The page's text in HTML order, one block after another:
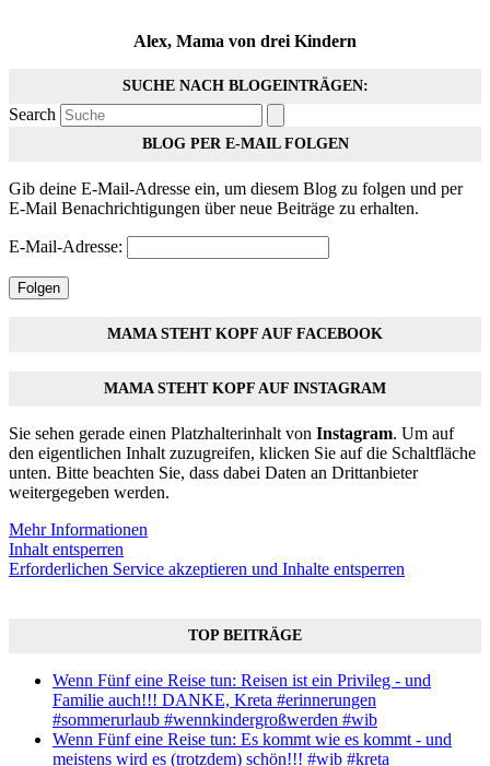
Alex, Mama von drei Kindern
SUCHE NACH BLOGEINTRÄGEN:
Search
BLOG PER E-MAIL FOLGEN
Gib deine E-Mail-Adresse ein, um diesem Blog zu folgen und per
E-Mail Benachrichtigungen über neue Beiträge zu erhalten.
E-Mail-Adresse:
Folgen
MAMA STEHT KOPF AUF FACEBOOK
MAMA STEHT KOPF AUF INSTAGRAM
Sie sehen gerade einen Platzhalterinhalt von Instagram. Um auf
den eigentlichen Inhalt zuzugreifen, klicken Sie auf die Schaltfläche
unten. Bitte beachten Sie, dass dabei Daten an Drittanbieter
weitergegeben werden.
Mehr Informationen
Inhalt entsperren
Erforderlichen Service akzeptieren und Inhalte entsperren
TOP BEITRÄGE
Wenn Fünf eine Reise tun: Reisen ist ein Privileg - und
Familie auch!!! DANKE, Kreta #erinnerungen
#sommerurlaub #wennkindergroßwerden #wib
Wenn Fünf eine Reise tun: Es kommt wie es kommt - und
meistens wird es (trotzdem) schön!!! #wib #kreta